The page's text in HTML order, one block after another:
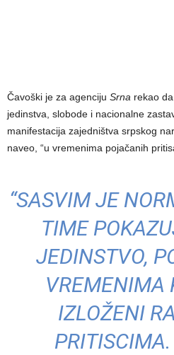
Čavoški je za agenciju Srna rekao
jedinstva, slobode i nacionalne
manifestacija zajedništva srpskog
naveo, “u vremenima pojačanih
“SASVIM JE
TIME
JEDINSTVO,
VREMENIMA
IZLOŽENI